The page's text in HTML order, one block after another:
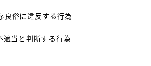
俗に違反する行為
当と判断する行為